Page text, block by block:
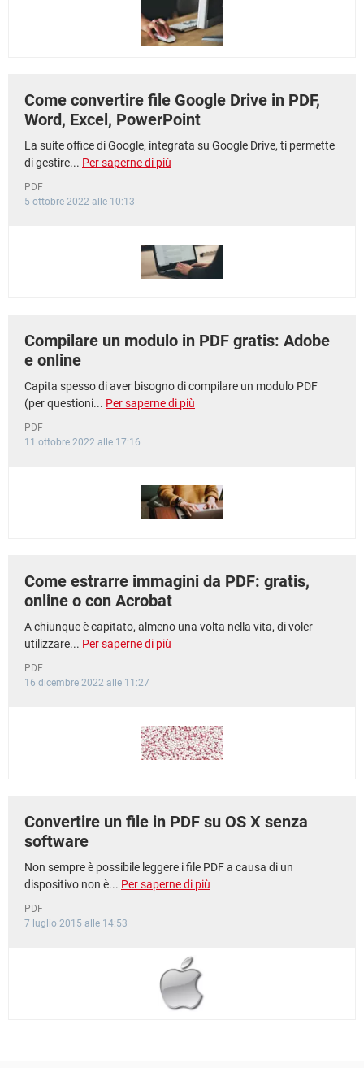
Come convertire file Google Drive in PDF,
Word, Excel, PowerPoint
La suite office di Google, integrata su Google Drive, ti permette
di gestire... Per saperne di più
PDF
5 ottobre 2022 alle 10:13
Compilare un modulo in PDF gratis: Adobe
e online
Capita spesso di aver bisogno di compilare un modulo PDF
(per questioni... Per saperne di più
PDF
11 ottobre 2022 alle 17:16
Come estrarre immagini da PDF: gratis,
online o con Acrobat
A chiunque è capitato, almeno una volta nella vita, di voler
utilizzare... Per saperne di più
PDF
16 dicembre 2022 alle 11:27
Convertire un file in PDF su OS X senza
software
Non sempre è possibile leggere i file PDF a causa di un
dispositivo non è... Per saperne di più
PDF
7 luglio 2015 alle 14:53